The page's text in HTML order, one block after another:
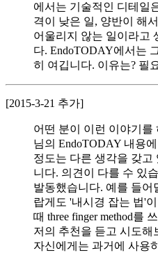
에서는 기술적인 디테일
격이 낮은 일, 양반이 해
어울리지 않는 일이라고
다. EndoTODAY에서는
히 여깁니다. 이유는? 필
[2015-3-21 추가]
어떤 분이 이런 이야기를
님의 EndoTODAY 내용
정도는 다른 생각을 갖고
니다. 의견이 다를 수 있
발동했습니다. 예를 들어
랍게도 '내시경 잡는 법'
때 three finger method를
저의 추천을 듣고 시도해
자신에게는 과거에 사용